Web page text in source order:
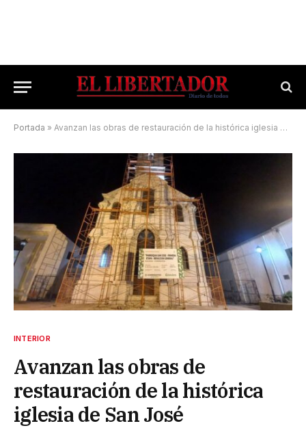
Portada » Avanzan las obras de restauración de la histórica iglesia de San José
INTERIOR
Avanzan las obras de
restauración de la histórica
iglesia de San José